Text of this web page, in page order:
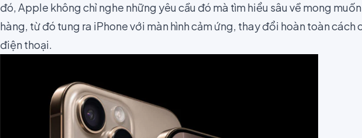
đó, Apple không chỉ nghe những yêu cầu đó mà tìm hiểu sâu về mong
hàng, từ đó tung ra iPhone với màn hình cảm ứng, thay đổi hoàn toàn cách
điện thoại.